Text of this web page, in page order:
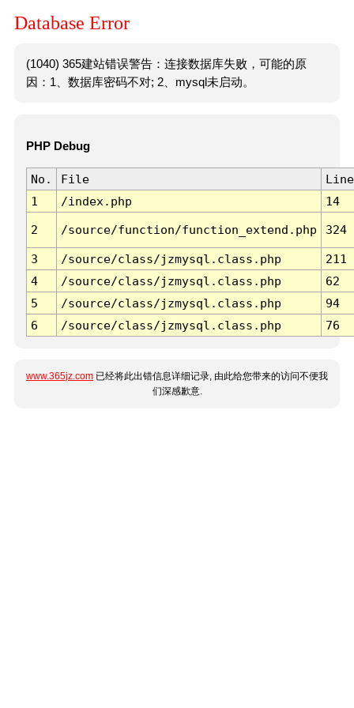
Database Error
(1040) 365建站错误警告：连接数据库失败，可能的原
因：1、数据库密码不对; 2、mysql未启动。
PHP Debug
No. File
Line
1
/index.php 14
2 /source/function/function_extend.php 324
3 /source/class/jzmysql.class.php
211
4
/source/class/jzmysql.class.php
62
5
/source/class/jzmysql.class.php
94
6
/source/class/jzmysql.class.php 76
www.365jz.com 已经将此出错信息详细记录, 由此给您带来的访问不便我
们深感歉意.